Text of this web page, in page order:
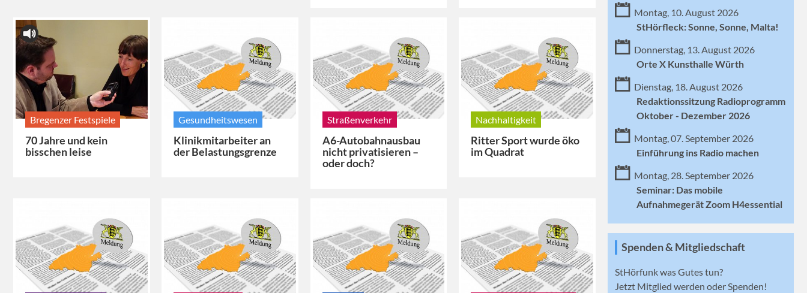
Bregenzer Festspiele
70 Jahre und kein
bisschen leise
Gesundheitswesen
Klinikmitarbeiter an
der Belastungsgrenze
Straßenverkehr
A6-Autobahnausbau
nicht privatisieren –
oder doch?
Nachhaltigkeit
Ritter Sport wurde öko
im Quadrat
Montag, 10. August 2026
StHörfleck: Sonne, Sonne, Malta!
Donnerstag, 13. August 2026
Orte X Kunsthalle Würth
Dienstag, 18. August 2026
Redaktionssitzung Radioprogramm
Oktober - Dezember 2026
Montag, 07. September 2026
Einführung ins Radio machen
Montag, 28. September 2026
Seminar: Das mobile
Aufnahmegerät Zoom H4essential
Spenden & Mitgliedschaft
StHörfunk was Gutes tun?
Jetzt Mitglied werden oder Spenden!